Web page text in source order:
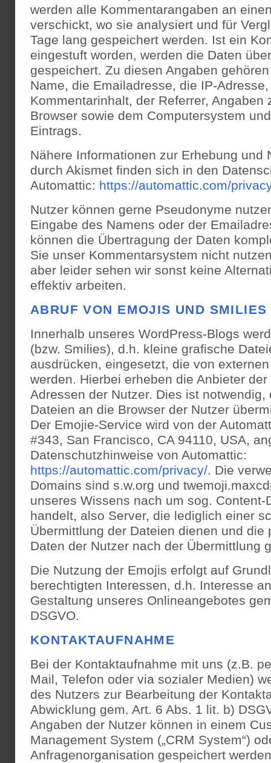
werden alle Kommentarangaben an
verschickt, wo sie analysiert und für
Tage lang gespeichert werden. Ist ein
eingestuft worden, werden die Daten
gespeichert. Zu diesen Angaben
Name, die Emailadresse, die IP-
Kommentarinhalt, der Referrer, Angaben
Browser sowie dem Computersystem
Eintrags.
Nähere Informationen zur Erhebung und
durch Akismet finden sich in den
Automattic: https://automattic.com/
Nutzer können gerne Pseudonyme
Eingabe des Namens oder der
können die Übertragung der Daten
Sie unser Kommentarsystem nicht
aber leider sehen wir sonst keine
effektiv arbeiten.
ABRUF VON EMOJIS UND SMILIES
Innerhalb unseres WordPress-Blogs
(bzw. Smilies), d.h. kleine grafische
ausdrücken, eingesetzt, die von
werden. Hierbei erheben die Anbieter
Adressen der Nutzer. Dies ist notwendig,
Dateien an die Browser der Nutzer
Der Emojie-Service wird von der
#343, San Francisco, CA 94110, USA,
Datenschutzhinweise von Automattic:
https://automattic.com/privacy/. Die
Domains sind s.w.org und
unseres Wissens nach um sog. Content-
handelt, also Server, die lediglich einer
Übermittlung der Dateien dienen und die
Daten der Nutzer nach der Übermittlung
Die Nutzung der Emojis erfolgt auf
berechtigten Interessen, d.h. Interesse
Gestaltung unseres Onlineangebotes
DSGVO.
KONTAKTAUFNAHME
Bei der Kontaktaufnahme mit uns (z.B.
Mail, Telefon oder via sozialer Medien)
des Nutzers zur Bearbeitung der
Abwicklung gem. Art. 6 Abs. 1 lit. b)
Angaben der Nutzer können in einem
Management System („CRM System“)
Anfragenorganisation gespeichert